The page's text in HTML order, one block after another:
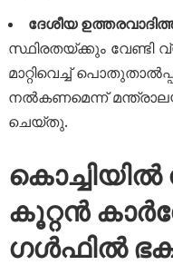
ദേശീയ
സ്ഥിരതയ്ക്കും
മാറ്റിവെച്ച്
നൽകണമെന്ന്
ചെയ്തു.
കൊച്ചിയില്‍
കൂറ്റന്‍
ഗൾഫിൽ